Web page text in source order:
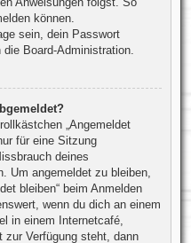
können.
sein, dein Passwort
Board-Administration.
„Angemeldet
für eine Sitzung
deines
Um angemeldet zu bleiben,
bleiben“ beim Anmelden
wenn du dich an einem
in einem Internetcafé,
zur Verfügung steht, dann